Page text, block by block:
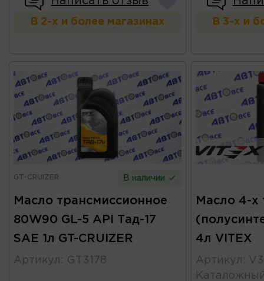
В 2-х и более магазинах В 3-х и
GT-CRUIZER В наличии
Масло трансмиссионное
80W90 GL-5 API Тад-17
SAE 1л GT-CRUIZER
Артикул : GT3178
Масло 4-х
4л VITEX
Артикул :